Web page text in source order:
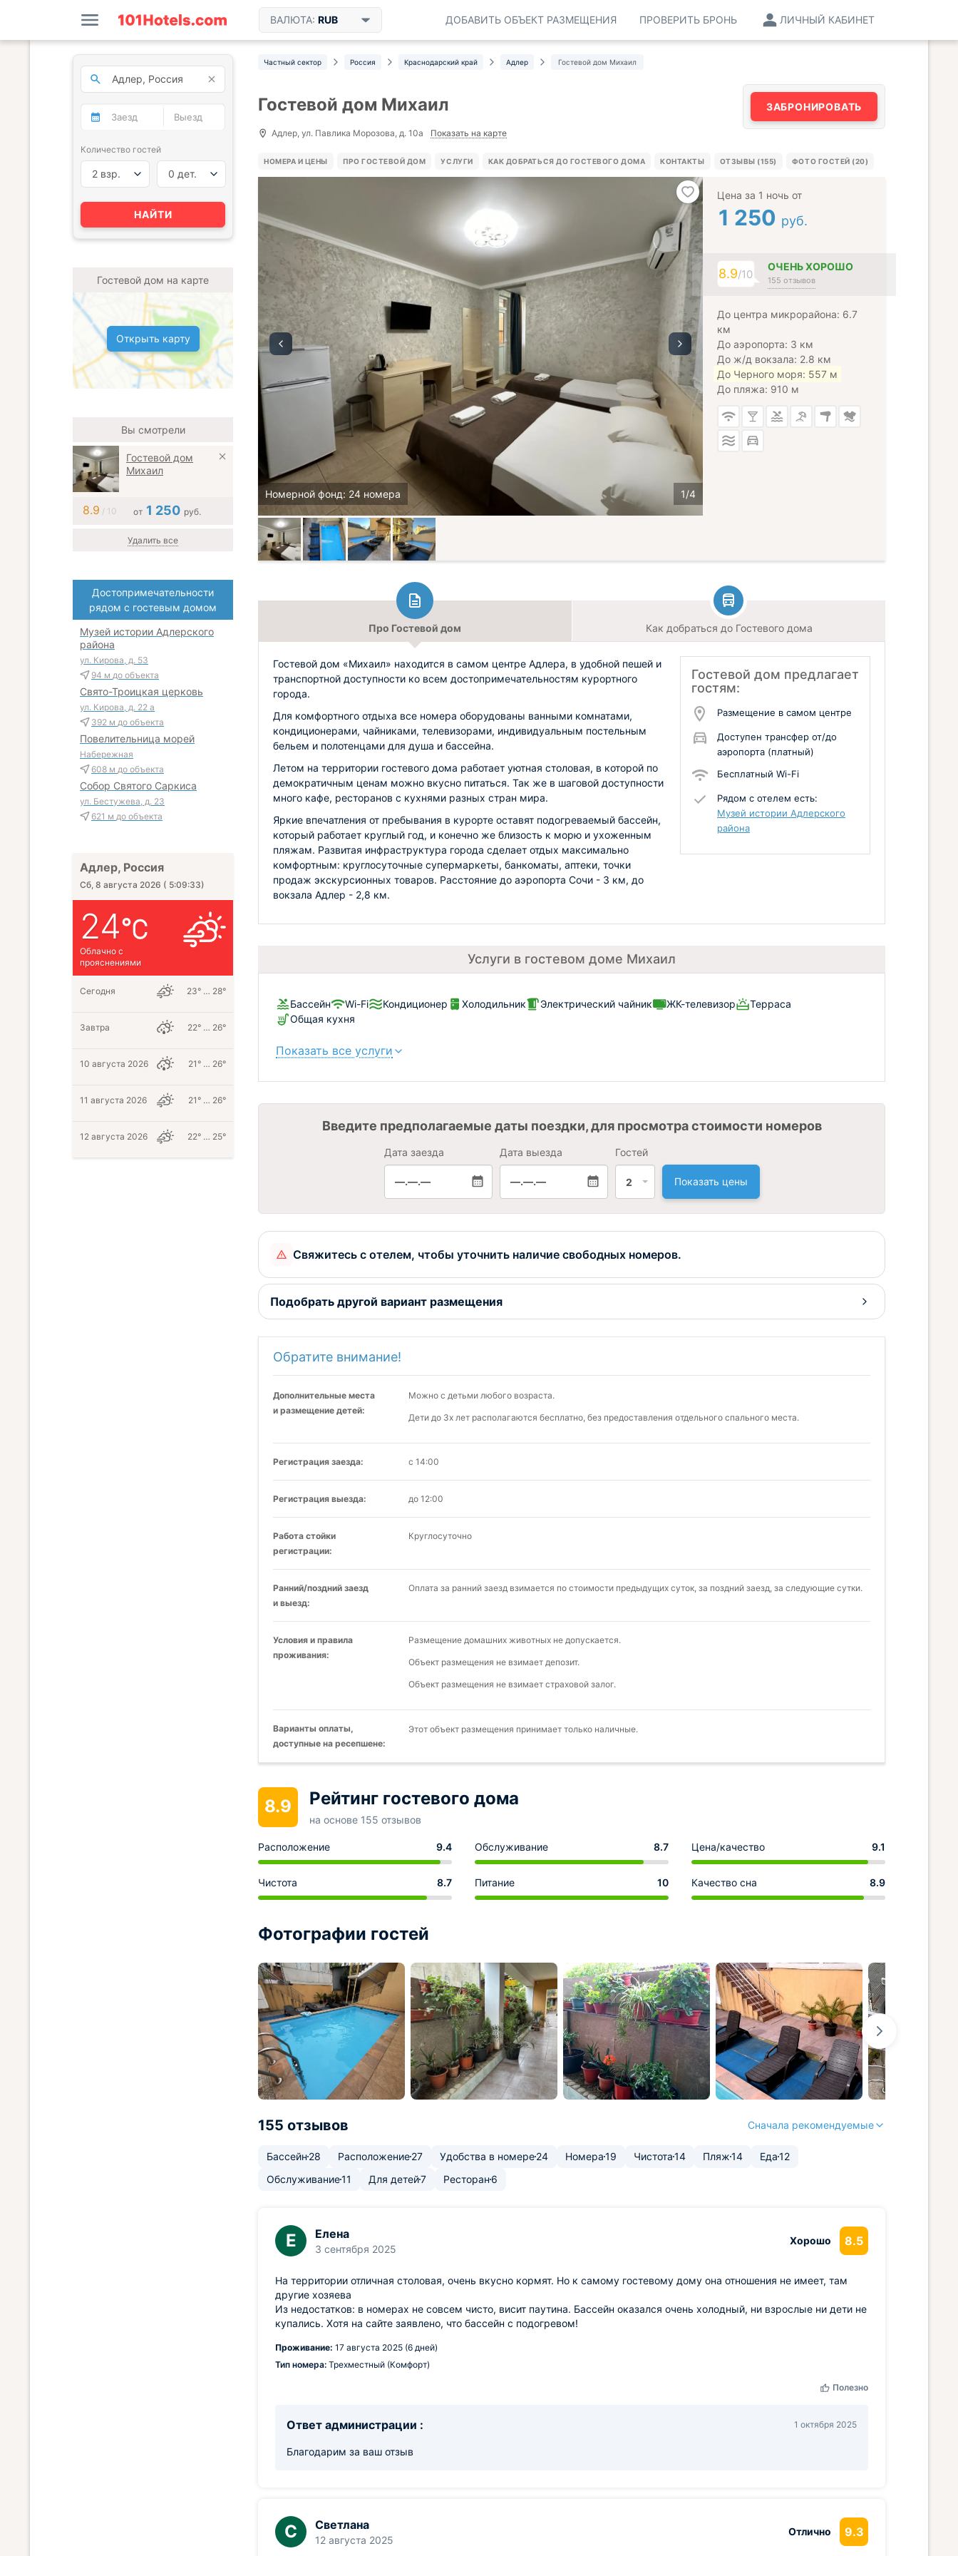
ВАЛЮТА: RUB ЛИЧНЫЙ КАБИНЕТ
ПРОВЕРИТЬ БРОНЬ
ДОБАВИТЬ ОБЪЕКТ РАЗМЕЩЕНИЯ
Частный сектор Россия Краснодарский край Адлер Гостевой дом Михаил
Гостевой дом Михаил
Адлер, ул. Павлика Морозова, д. 10а Показать на карте
ЗАБРОНИРОВАТЬ
НОМЕРА И ЦЕНЫ ПРО ГОСТЕВОЙ ДОМ УСЛУГИ КАК ДОБРАТЬСЯ ДО ГОСТЕВОГО ДОМА КОНТАКТЫ ОТЗЫВЫ (155) ФОТО ГОСТЕЙ (20)
Номерной фонд: 24 номера
Цена за 1 ночь от
1 250 руб.
8.9/10
ОЧЕНЬ ХОРОШО
155 отзывов
До центра микрорайона: 6.7
км
До аэропорта: 3 км
До ж/д вокзала: 2.8 км
До Черного моря: 557 м
До пляжа: 910 м
Про Гостевой дом Как добраться до Гостевого дома
Гостевой дом предлагает
гостям:
Размещение в самом центре
Доступен трансфер от/до
аэропорта (платный)
Бесплатный Wi-Fi
Рядом с отелем есть:
Музей истории Адлерского
района
Гостевой дом «Михаил» находится в самом центре Адлера, в удобной пешей и
транспортной доступности ко всем достопримечательностям курортного
города.
Для комфортного отдыха все номера оборудованы ванными комнатами,
кондиционерами, чайниками, телевизорами, индивидуальным постельным
бельем и полотенцами для душа и бассейна.
Летом на территории гостевого дома работает уютная столовая, в которой по
демократичным ценам можно вкусно питаться. Так же в шаговой доступности
много кафе, ресторанов с кухнями разных стран мира.
Яркие впечатления от пребывания в курорте оставят подогреваемый бассейн,
который работает круглый год, и конечно же близость к морю и ухоженным
пляжам. Развитая инфраструктура города сделает отдых максимально
комфортным: круглосуточные супермаркеты, банкоматы, аптеки, точки
продаж экскурсионных товаров. Расстояние до аэропорта Сочи - 3 км, до
вокзала Адлер - 2,8 км.
Услуги в гостевом доме Михаил
Бассейн Wi-Fi Кондиционер Холодильник Электрический чайник ЖК-телевизор
Терраса
Общая кухня
Показать все услуги
Введите предполагаемые даты поездки, для просмотра стоимости номеров
Дата заезда
—.—.—
Дата выезда
—.—.—
Гостей
2 Показать цены
Свяжитесь с отелем, чтобы уточнить наличие свободных номеров.
Подобрать другой вариант размещения
Обратите внимание!
Дополнительные места
и размещение детей:
Можно с детьми любого возраста.
Дети до 3х лет располагаются бесплатно, без предоставления отдельного спального места.
Регистрация заезда: с 14:00
Регистрация выезда: до 12:00
Работа стойки
регистрации:
Круглосуточно
Ранний/поздний заезд
и выезд:
Оплата за ранний заезд взимается по стоимости предыдущих суток, за поздний заезд, за следующие сутки.
Условия и правила
проживания:
Размещение домашних животных не допускается.
Объект размещения не взимает депозит.
Объект размещения не взимает страховой залог.
Варианты оплаты,
доступные на ресепшене:
Этот объект размещения принимает только наличные.
8.9 Рейтинг гостевого дома
на основе 155 отзывов
Расположение 9.4 Обслуживание 8.7 Цена/качество 9.1
Чистота 8.7 Питание 10 Качество сна 8.9
Фотографии гостей
155 отзывов Сначала рекомендуемые
Бассейн 28 Расположение27 Удобства в номере24 Номера19 Чистота14 Пляж14 Еда12
Обслуживание11 Для детей7 Ресторан 6
Е Елена
3 сентября 2025
Хорошо 8.5
На территории отличная столовая, очень вкусно кормят. Но к самому гостевому дому она отношения не имеет, там
другие хозяева
Из недостатков: в номерах не совсем чисто, висит паутина. Бассейн оказался очень холодный, ни взрослые ни дети не
купались. Хотя на сайте заявлено, что бассейн с подогревом!
Проживание: 17 августа 2025 (6 дней)
Тип номера: Трехместный (Комфорт)
Полезно
Ответ администрации : 1 октября 2025
Благодарим за ваш отзыв
С Светлана
12 августа 2025
Отлично 9.3
Количество гостей
2 взр. 0 дет.
НАЙТИ
Гостевой дом на карте
Открыть карту
Вы смотрели
Гостевой дом
Михаил
8.9 / 10 от 1 250 руб.
Удалить все
Достопримечательности
рядом с гостевым домом
Музей истории Адлерского
района
ул. Кирова, д. 53
94 м до объекта
Свято-Троицкая церковь
ул. Кирова, д. 22 а
392 м до объекта
Повелительница морей
Набережная
608 м до объекта
Собор Святого Саркиса
ул. Бестужева, д. 23
621 м до объекта
Адлер, Россия
Сб, 8 августа 2026 ( 5:09:35)
24
Облачно с
прояснениями
Сегодня 23° … 28°
Завтра 22° … 26°
10 августа 2026 21° … 26°
11 августа 2026 21° … 26°
12 августа 2026 22° … 25°